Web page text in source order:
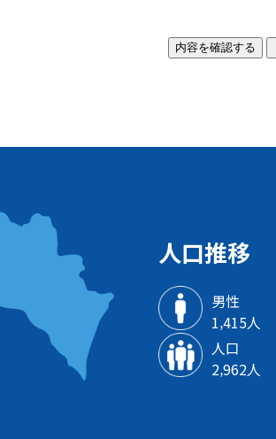
人口推移
男性
1‚415人
人口
2‚962人